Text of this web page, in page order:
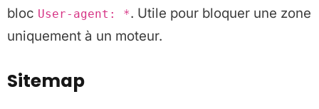
bloc User-agent: *. Utile pour bloquer une zone
uniquement à un moteur.
Sitemap